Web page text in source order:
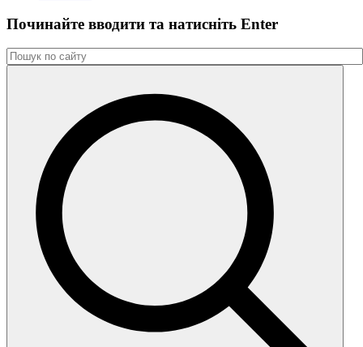
Починайте вводити та натиснiть Enter